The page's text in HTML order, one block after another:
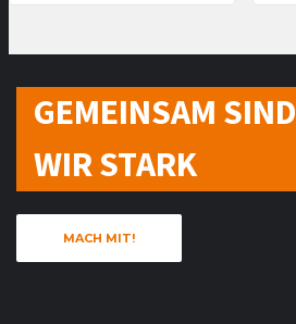
GEMEINSAM SIND
WIR STARK
MACH MIT!